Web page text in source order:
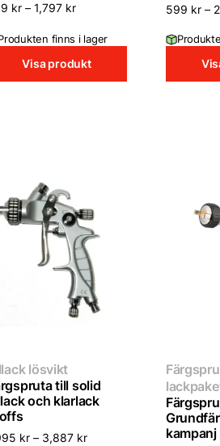
kr –1,797 kr
finns i lager
Visa produkt
599 kr–
lösvikt
till solid
och klarlack
kr – 3,887 kr
kampanj